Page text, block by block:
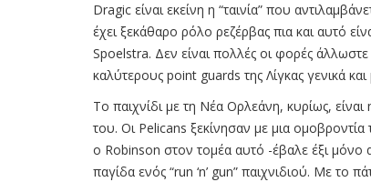
Dragic είναι εκείνη η “ταινία” που
έχει ξεκάθαρο ρόλο ρεζέρβας πια και αυτό
Spoelstra. Δεν είναι πολλές οι φορές
καλύτερους point guards της Λίγκας γενικά
Το παιχνίδι με τη Νέα Ορλεάνη, κυρίως,
του. Οι Pelicans ξεκίνησαν με μια
ο Robinson στον τομέα αυτό -έβαλε έξι μόνο
παγίδα ενός “run ‘n’ gun” παιχνιδιού. Με